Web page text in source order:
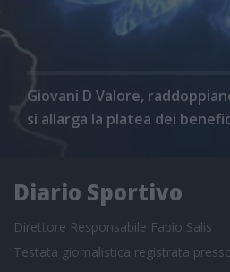
Giovani D Valore,
si allarga la platea dei
Diario Sportivo
Direttore Responsabile Fabio Salis
Testata giornalistica registrata